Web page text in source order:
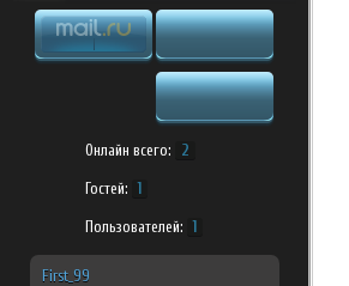
Онлайн всего: 2
Гостей: 1
Пользователей: 1
First_99